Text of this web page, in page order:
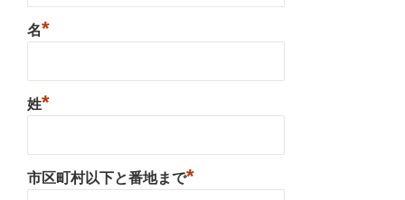
名*
姓*
市区町村以下と番地まで*